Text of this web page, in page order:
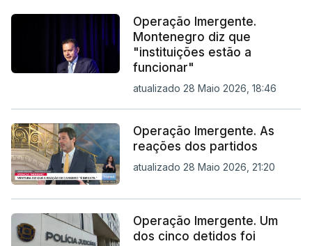
Operação Imergente.
Montenegro diz que
"instituições estão a
funcionar"
atualizado 28 Maio 2026, 18:46
Operação Imergente. As
reações dos partidos
atualizado 28 Maio 2026, 21:20
Operação Imergente. Um
dos cinco detidos foi